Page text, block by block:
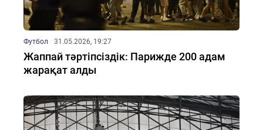
Футбол 31.05.2026, 19:27
Жаппай тәртіпсіздік: Парижде 200 адам
жарақат алды